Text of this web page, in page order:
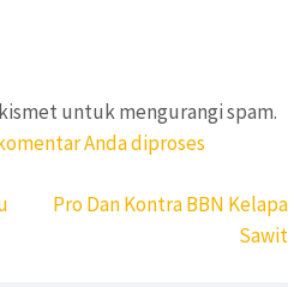
untuk mengurangi spam.
Anda diproses
Pro Dan Kontra BBN Kelapa
Sawit